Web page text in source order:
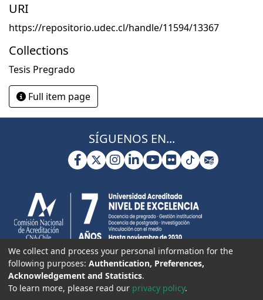
URI
https://repositorio.udec.cl/handle/11594/13367
Collections
Tesis Pregrado
Full item page
SÍGUENOS EN...
We collect and process your personal information for the
following purposes: Authentication, Preferences,
Acknowledgement and Statistics.
To learn more, please read our privacy policy.